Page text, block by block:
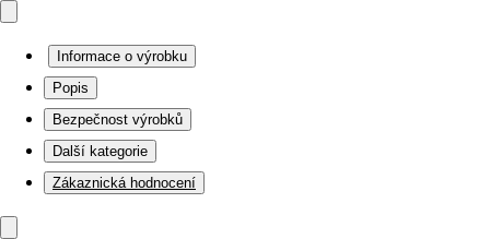
Informace o výrobku
Popis
Bezpečnost výrobků
Další kategorie
Zákaznická hodnocení